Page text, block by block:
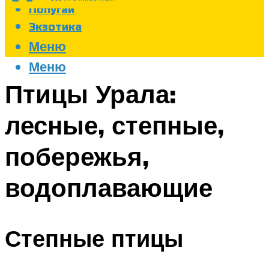
Попугаи
Экзотика
Меню
Меню
Птицы Урала:
лесные, степные,
побережья,
водоплавающие
Степные птицы